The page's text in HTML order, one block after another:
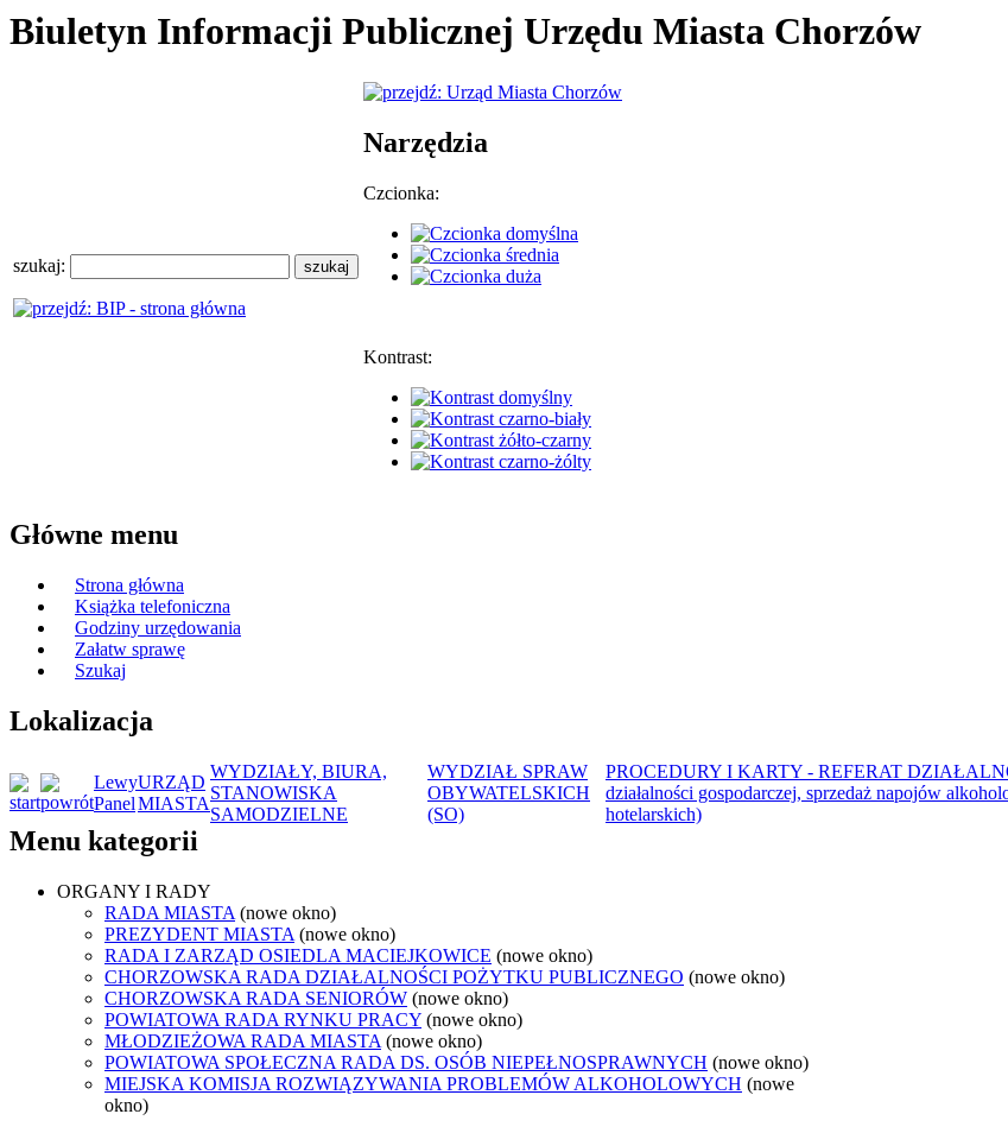
Biuletyn Informacji Publicznej Urzędu Miasta Chorzów
szukaj:
Narzędzia
Czcionka:
Kontrast:
Główne menu
Strona główna
Książka telefoniczna
Godziny urzędowania
Załatw sprawę
Szukaj
Lokalizacja
Lewy
Panel
URZĄD
MIASTA
WYDZIAŁY, BIURA,
STANOWISKA
SAMODZIELNE
WYDZIAŁ SPRAW
OBYWATELSKICH
(SO)
PROCEDURY I KARTY - REFERAT
działalności gospodarczej, sprzedaż napojów
hotelarskich)
Menu kategorii
ORGANY I RADY
RADA MIASTA (nowe okno)
PREZYDENT MIASTA (nowe okno)
RADA I ZARZĄD OSIEDLA MACIEJKOWICE (nowe okno)
CHORZOWSKA RADA DZIAŁALNOŚCI POŻYTKU PUBLICZNEGO (nowe okno)
CHORZOWSKA RADA SENIORÓW (nowe okno)
POWIATOWA RADA RYNKU PRACY (nowe okno)
MŁODZIEŻOWA RADA MIASTA (nowe okno)
POWIATOWA SPOŁECZNA RADA DS. OSÓB NIEPEŁNOSPRAWNYCH (nowe okno)
MIEJSKA KOMISJA ROZWIĄZYWANIA PROBLEMÓW ALKOHOLOWYCH (nowe
okno)